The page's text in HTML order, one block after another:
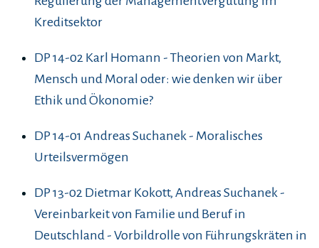
Kreditsektor
DP 14-02 Karl Homann - Theorien von Markt,
Mensch und Moral oder: wie denken wir über
Ethik und Ökonomie?
DP 14-01 Andreas Suchanek - Moralisches
Urteilsvermögen
DP 13-02 Dietmar Kokott, Andreas Suchanek -
Vereinbarkeit von Familie und Beruf in
Deutschland - Vorbildrolle von Führungskräten in